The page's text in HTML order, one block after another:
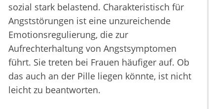
sozial stark belastend. Charakteristisch für
Angststörungen ist eine unzureichende
Emotionsregulierung, die zur
Aufrechterhaltung von Angstsymptomen
führt. Sie treten bei Frauen häufiger auf. Ob
das auch an der Pille liegen könnte, ist nicht
leicht zu beantworten.